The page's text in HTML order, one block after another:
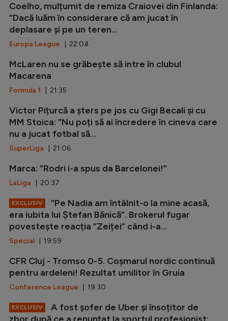
Coelho, mulțumit de remiza Craiovei din Finlanda:
”Dacă luăm în considerare că am jucat în
deplasare și pe un teren...
Europa League | 22:04
McLaren nu se grăbește să intre în clubul
Macarena
Formula 1 | 21:35
Victor Pițurcă a șters pe jos cu Gigi Becali și cu
MM Stoica: ”Nu poți să ai încredere în cineva care
nu a jucat fotbal să...
SuperLiga | 21:06
Marca: ”Rodri i-a spus da Barcelonei!”
LaLiga | 20:37
EXCLUSIV
”Pe Nadia am întâlnit-o la mine acasă,
era iubita lui Ștefan Bănică”. Brokerul fugar
povestește reacția ”Zeiței” când i-a...
Special | 19:59
CFR Cluj - Tromso 0-5. Coșmarul nordic continuă
pentru ardeleni! Rezultat umilitor în Gruia
Conference League | 19:30
EXCLUSIV
A fost șofer de Uber și însoțitor de